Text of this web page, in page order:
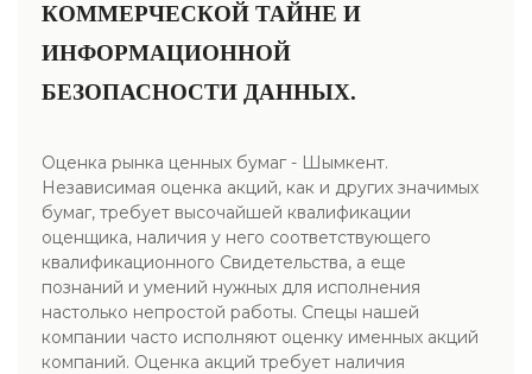
КОММЕРЧЕСКОЙ ТАЙНЕ И
ИНФОРМАЦИОННОЙ
БЕЗОПАСНОСТИ ДАННЫХ.
Оценка рынка ценных бумаг - Шымкент.
Независимая оценка акций, как и других значимых
бумаг, требует высочайшей квалификации
оценщика, наличия у него соответствующего
квалификационного Свидетельства, а еще
познаний и умений нужных для исполнения
настолько непростой работы. Спецы нашей
компании часто исполняют оценку именных акций
компаний. Оценка акций требует наличия